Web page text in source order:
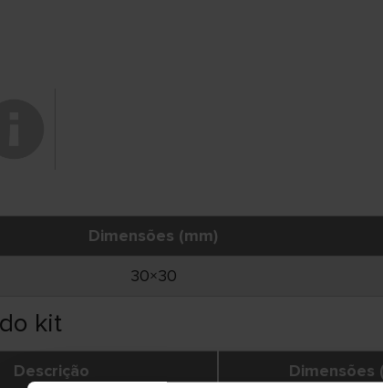
Dimensões (mm)
30×30
kit
Descrição Dimensões